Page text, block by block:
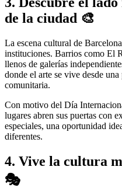
de la ciudad 🎨
La escena cultural de
instituciones. Barrios como El
llenos de galerías
donde el arte se vive desde
comunitaria.
Con motivo del Día
lugares abren sus puertas con
especiales, una oportunidad
diferentes.
4. Vive la cultura
🎭